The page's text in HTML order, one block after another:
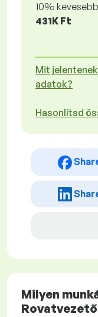
10%
431K Ft
Mit
adatok?
Hasonlítsd
Milyen
Rovatvezető